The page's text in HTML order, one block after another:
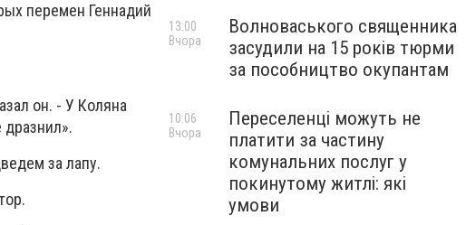
перемен Геннадий
он. - У Коляна
за лапу.
Волноваського священника
засудили на 15 років тюрми
за пособництво окупантам
13:00
Вчора
Переселенці можуть не
платити за частину
комунальних послуг у
покинутому житлі: які
умови
10:06
Вчора